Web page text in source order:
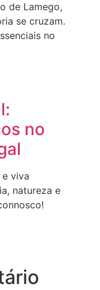
de Lamego,
se cruzam.
no
no
viva
natureza e